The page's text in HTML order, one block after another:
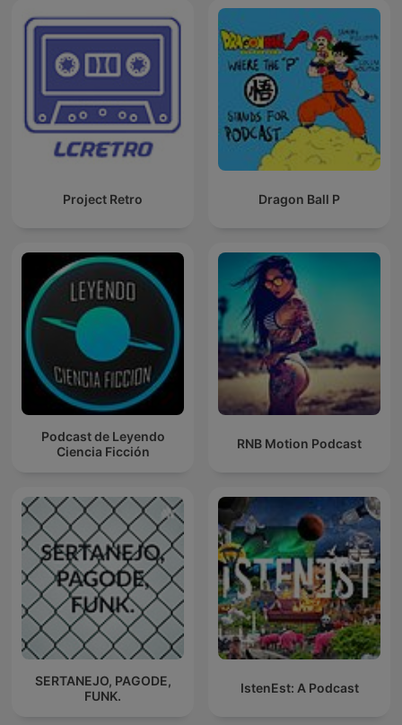
Project Retro Dragon Ball P
Podcast de Leyendo
Ciencia Ficción
RNB Motion Podcast
SERTANEJO, PAGODE,
FUNK.
IstenEst: A Podcast